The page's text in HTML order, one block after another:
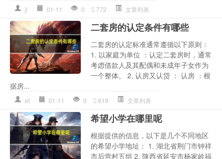
jl 01-11 0 772 文章列表
二套房的认定条件有哪些
二套房的认定标准通常遵循以下原则：
1. 以家庭为单位 ：认定二套房时，通常
考虑借款人及其配偶和未成年子女作为
一个整体。 2. 认房又认贷 ： 认房 ：根
据房...
et 01-11 0 619 文章列表
希望小学在哪里呢
根据提供的信息，以下是几个不同地区
的希望小学地址： 1. 湖北省荆门市钟祥
市后营村五组 2. 陕西省延安市杨家岭福